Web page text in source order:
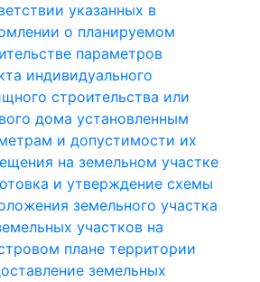
указанных в
о планируемом
параметров
индивидуального
строительства или
дома установленным
и допустимости их
на земельном участке
и утверждение схемы
земельного участка
участков на
плане территории
земельных